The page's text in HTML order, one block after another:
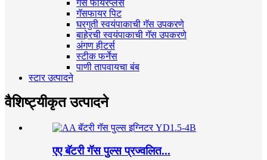
गॅस फायरप्लेस
गॅसफायर पिट
घरगुती स्वयंपाकाची गॅस उपकरणे
बाहेरची स्वयंपाकाची गॅस उपकरणे
अंगण हीटर्स
स्टीक फर्नेस
पाणी तापवायचा बंब
स्टार उत्पादने
वैशिष्ट्यीकृत उत्पादने
एए बॅटरी गॅस पुल्स प्रज्वलित...